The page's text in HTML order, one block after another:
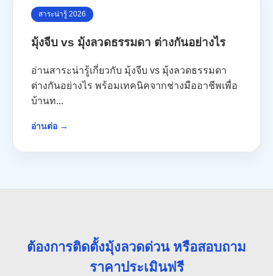
สาระน่ารู้ 2026
มุ้งจีบ vs มุ้งลวดธรรมดา ต่างกันอย่างไร
อ่านสาระน่ารู้เกี่ยวกับ มุ้งจีบ vs มุ้งลวดธรรมดา
ต่างกันอย่างไร พร้อมเทคนิคจากช่างมืออาชีพเพื่อ
บ้านท...
อ่านต่อ →
ต้องการติดตั้งมุ้งลวดด่วน หรือสอบถาม
ราคาประเมินฟรี